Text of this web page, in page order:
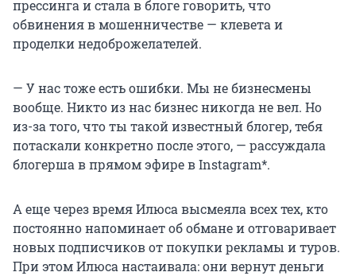
прессинга и стала в блоге говорить, что
обвинения в мошенничестве — клевета и
проделки недоброжелателей.
— У нас тоже есть ошибки. Мы не бизнесмены
вообще. Никто из нас бизнес никогда не вел. Но
из-за того, что ты такой известный блогер, тебя
потаскали конкретно после этого, — рассуждала
блогерша в прямом эфире в Instagram*.
А еще через время Илюса высмеяла всех тех, кто
постоянно напоминает об обмане и отговаривает
новых подписчиков от покупки рекламы и туров.
При этом Илюса настаивала: они вернут деньги